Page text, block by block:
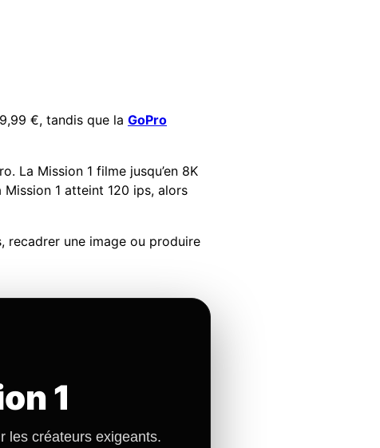
€, tandis que la GoPro
La Mission 1 filme jusqu’en 8K
1 atteint 120 ips, alors
recadrer une image ou produire
1
les créateurs exigeants.